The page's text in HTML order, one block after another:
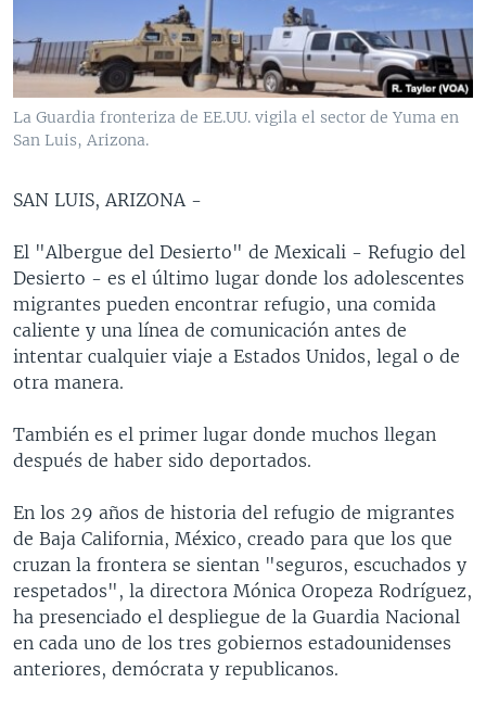
BRASIL
ENTRETENIMIENTO Y CULTURA
TECNOLOGÍA
DEPORTES
VIDEOS
FOTOGRAFÍA
AUDIOS
PROGRAMAS TV
EL MUNDO AL DÍA
FORO INTERAMERICANO
LAS CLAVES
PANORAMA
RADIO
AVANCE INFORMATIVO
BUENOS DÍAS AMÉRICA
ESTADOS UNIDOS AL DÍA
FORO [RADIO]
DEPORTIVO INTERNACIONAL
ENTRETENIMIENTO
DIRECT
Idiomas
La Guardia fronteriza de EE.UU. vigila el sector de Yuma en
San Luis, Arizona.
SAN LUIS, ARIZONA -
El "Albergue del Desierto" de Mexicali - Refugio del
Desierto - es el último lugar donde los adolescentes
migrantes pueden encontrar refugio, una comida
caliente y una línea de comunicación antes de
intentar cualquier viaje a Estados Unidos, legal o de
otra manera.
También es el primer lugar donde muchos llegan
después de haber sido deportados.
En los 29 años de historia del refugio de migrantes
de Baja California, México, creado para que los que
cruzan la frontera se sientan "seguros, escuchados y
respetados", la directora Mónica Oropeza Rodríguez,
ha presenciado el despliegue de la Guardia Nacional
en cada uno de los tres gobiernos estadounidenses
anteriores, demócrata y republicanos.